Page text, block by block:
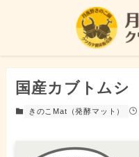
国産カブトムシ
きのこMat（発酵マット）